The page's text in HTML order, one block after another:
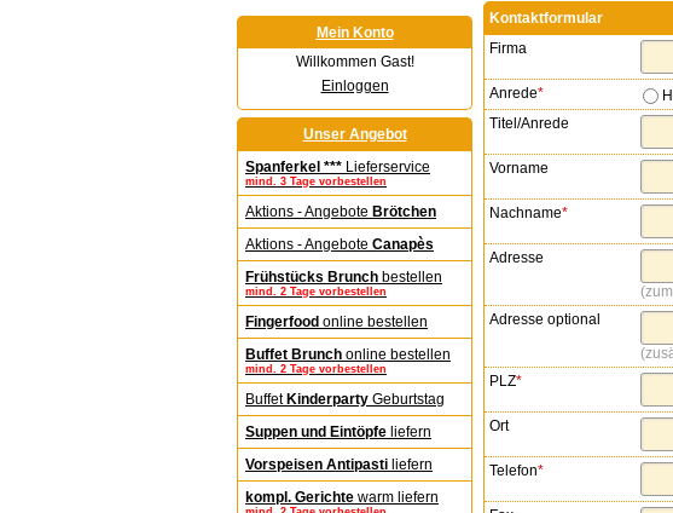
Mein Konto
Willkommen Gast!
Einloggen
Unser Angebot
Spanferkel *** Lieferservice
mind. 3 Tage vorbestellen
Aktions - Angebote Brötchen
Aktions - Angebote Canapès
Frühstücks Brunch bestellen
mind. 2 Tage vorbestellen
Fingerfood online bestellen
Buffet Brunch online bestellen
mind. 2 Tage vorbestellen
Buffet Kinderparty Geburtstag
Suppen und Eintöpfe liefern
Vorspeisen Antipasti liefern
kompl. Gerichte warm liefern
Kontaktformular
Firma
Anrede*
Titel/Anrede
Vorname
Nachname*
Adresse
Adresse optional
PLZ*
Ort
Telefon*